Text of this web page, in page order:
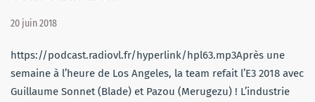
20 juin 2018
https://podcast.radiovl.fr/hyperlink/hpl63.mp3Après une
semaine à l’heure de Los Angeles, la team refait l’E3 2018 avec
Guillaume Sonnet (Blade) et Pazou (Merugezu) ! L’industrie